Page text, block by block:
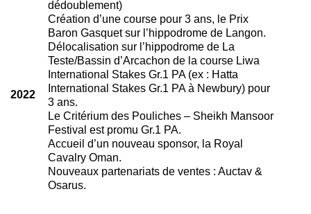
2022
dédoublement)
Création d’une course pour 3 ans, le Prix
Baron Gasquet sur l’hippodrome de Langon.
Délocalisation sur l’hippodrome de La
Teste/Bassin d’Arcachon de la course Liwa
International Stakes Gr.1 PA (ex : Hatta
International Stakes Gr.1 PA à Newbury) pour
3 ans.
Le Critérium des Pouliches – Sheikh Mansoor
Festival est promu Gr.1 PA.
Accueil d’un nouveau sponsor, la Royal
Cavalry Oman.
Nouveaux partenariats de ventes : Auctav &
Osarus.